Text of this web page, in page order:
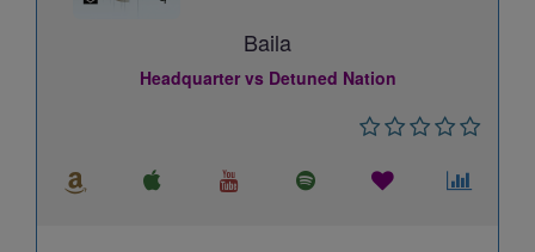
Baila
Headquarter vs Detuned Nation